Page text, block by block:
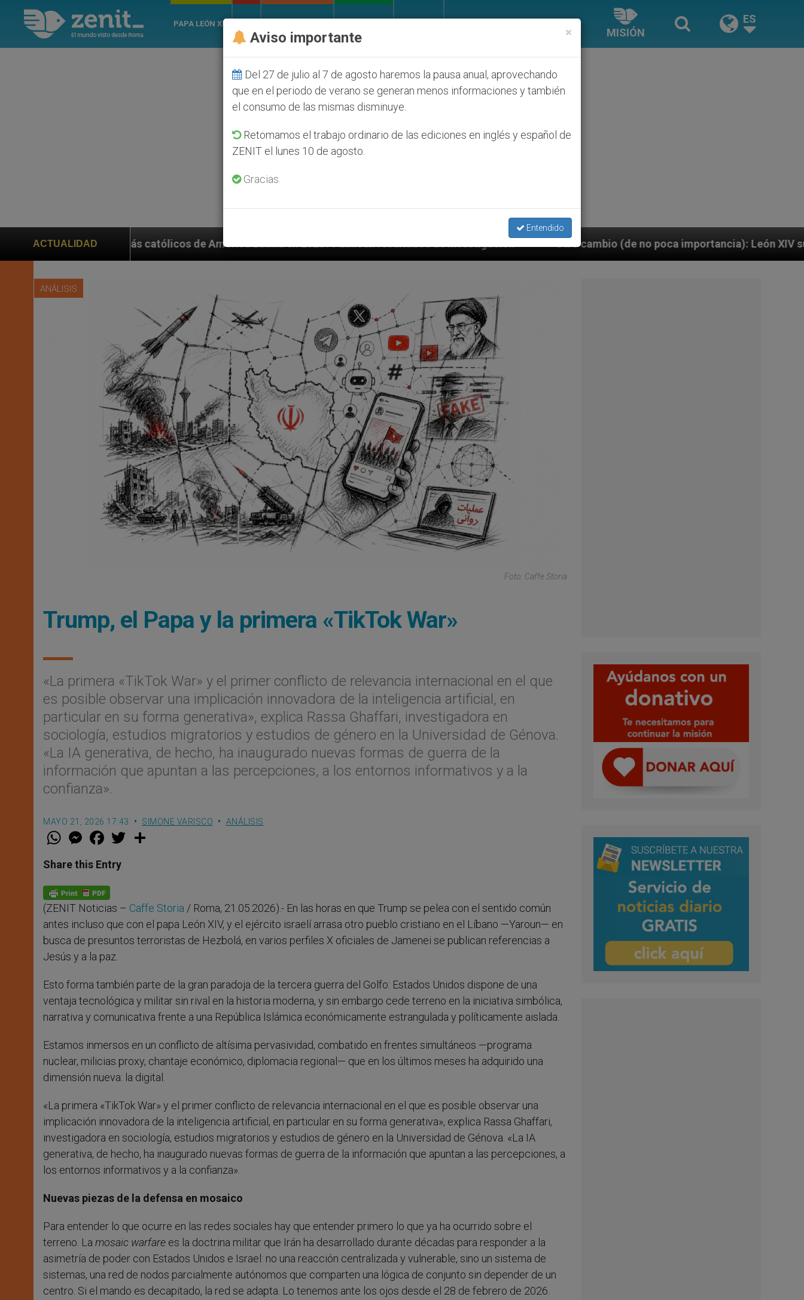
PAPA LEÓN XIV
MISIÓN
ES
ACTUALIDAD
más católicos de América Latina en 2026? Publican resultados de investigación Otro cambio (de no poca importancia): León XIV sustituye
ANÁLISIS
Foto: Caffe Storia
Trump, el Papa y la primera «TikTok War»
«La primera «TikTok War» y el primer conflicto de relevancia internacional en el que
es posible observar una implicación innovadora de la inteligencia artificial, en
particular en su forma generativa», explica Rassa Ghaffari, investigadora en
sociología, estudios migratorios y estudios de género en la Universidad de Génova.
«La IA generativa, de hecho, ha inaugurado nuevas formas de guerra de la
información que apuntan a las percepciones, a los entornos informativos y a la
confianza».
MAYO 21, 2026 17:43 SIMONE VARISCO ANÁLISIS
W
t
s
p
p
M
e
s
e
g
e
r
F
a
e
b
o
k
w
Share this Entry
(ZENIT Noticias – Caffe Storia / Roma, 21.05.2026).- En las horas en que Trump se pelea con el sentido común
antes incluso que con el papa León XIV, y el ejército israelí arrasa otro pueblo cristiano en el Líbano —Yaroun— en
busca de presuntos terroristas de Hezbolá, en varios perfiles X oficiales de Jamenei se publican referencias a
Jesús y a la paz.
Esto forma también parte de la gran paradoja de la tercera guerra del Golfo: Estados Unidos dispone de una
ventaja tecnológica y militar sin rival en la historia moderna, y sin embargo cede terreno en la iniciativa simbólica,
narrativa y comunicativa frente a una República Islámica económicamente estrangulada y políticamente aislada.
Estamos inmersos en un conflicto de altísima pervasividad, combatido en frentes simultáneos —programa
nuclear, milicias proxy, chantaje económico, diplomacia regional— que en los últimos meses ha adquirido una
dimensión nueva: la digital.
«La primera «TikTok War» y el primer conflicto de relevancia internacional en el que es posible observar una
implicación innovadora de la inteligencia artificial, en particular en su forma generativa», explica Rassa Ghaffari,
investigadora en sociología, estudios migratorios y estudios de género en la Universidad de Génova. «La IA
generativa, de hecho, ha inaugurado nuevas formas de guerra de la información que apuntan a las percepciones, a
los entornos informativos y a la confianza».
Nuevas piezas de la defensa en mosaico
Para entender lo que ocurre en las redes sociales hay que entender primero lo que ya ha ocurrido sobre el
terreno. La mosaic warfare es la doctrina militar que Irán ha desarrollado durante décadas para responder a la
asimetría de poder con Estados Unidos e Israel: no una reacción centralizada y vulnerable, sino un sistema de
sistemas, una red de nodos parcialmente autónomos que comparten una lógica de conjunto sin depender de un
centro. Si el mando es decapitado, la red se adapta. Lo tenemos ante los ojos desde el 28 de febrero de 2026.
×
Aviso importante
Del 27 de julio al 7 de agosto haremos la pausa anual, aprovechando
que en el periodo de verano se generan menos informaciones y también
el consumo de las mismas disminuye.
Retomamos el trabajo ordinario de las ediciones en inglés y español de
ZENIT el lunes 10 de agosto.
Gracias.
Entendido